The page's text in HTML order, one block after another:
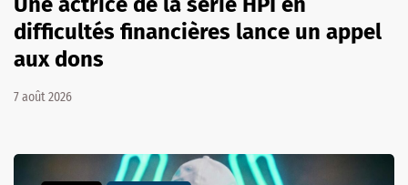
difficultés financières lance un appel
aux dons
7 août 2026